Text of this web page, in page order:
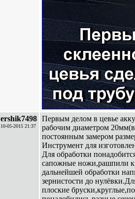
ershik7498
10-05-2015 21:37
Первым делом в цевье
рабочим диаметром
постоянным замером
Инструмент для
Для обработки
сапожные ножи,рашпили
дальнейшей обработки
зернистости до
плоские